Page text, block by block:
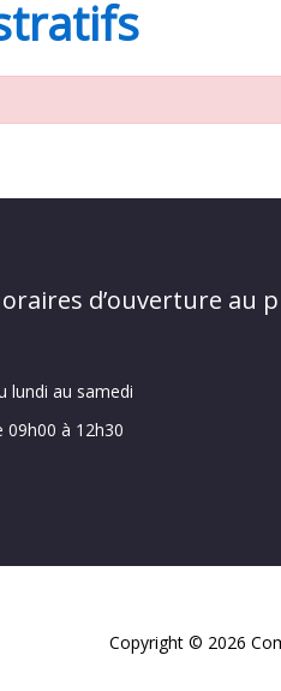
d’ouverture au
lundi au samedi
09h00 à 12h30
Copyright © 2026